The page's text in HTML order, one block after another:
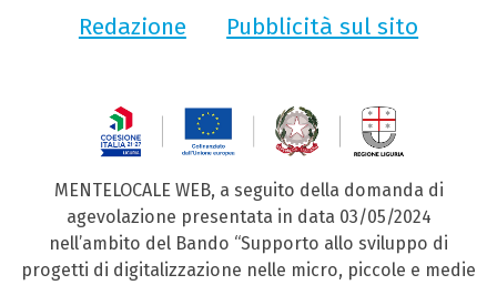
Redazione
Pubblicità sul sito
MENTELOCALE WEB, a seguito della domanda di
agevolazione presentata in data 03/05/2024
nell’ambito del Bando “Supporto allo sviluppo di
progetti di digitalizzazione nelle micro, piccole e medie